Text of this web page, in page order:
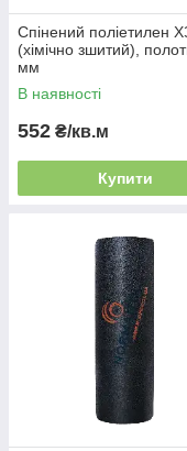
Спінений поліетилен
(хімічно зшитий),
мм
В наявності
552 ₴/кв.м
Купити